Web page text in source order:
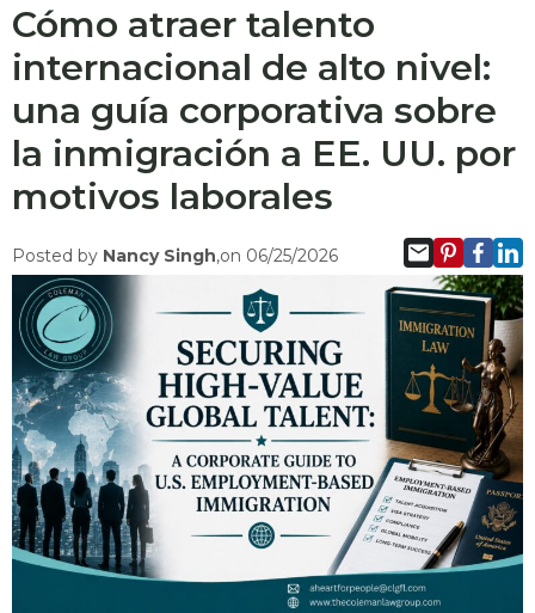
Cómo atraer talento
internacional de alto nivel:
una guía corporativa sobre
la inmigración a EE. UU. por
motivos laborales
Posted by Nancy Singh,on 06/25/2026